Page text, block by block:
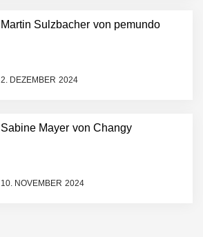
Martin Sulzbacher von pemundo
2. DEZEMBER 2024
Sabine Mayer von Changy
10. NOVEMBER 2024